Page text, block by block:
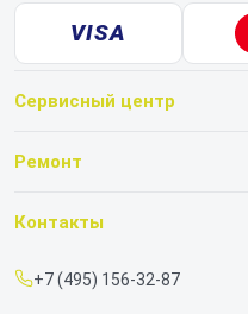
VISA
Сервисный центр
О нашем сервисе
Срочный ремонт
Ремонт
Ноутбуков
Контакты
+7 (495) 156-32-87